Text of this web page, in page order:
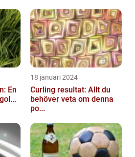
En
18 januari 2024
Curling resultat: Allt du
behöver veta om denna
po...